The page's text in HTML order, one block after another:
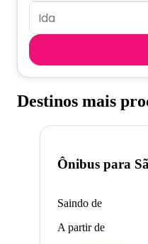
Destinos mais
Ônibus para
Saindo de
A partir de